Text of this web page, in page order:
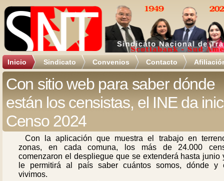
Inicio Sindicato Convenios Contacto
Con sitio web para saber dónde
están los censistas, el INE da
Censo 2024
Con la aplicación que muestra el trabajo en
zonas, en cada comuna, los más de 24.000
comenzaron el despliegue que se extenderá hasta junio
le permitirá al país saber cuántos somos, dónde y
vivimos.